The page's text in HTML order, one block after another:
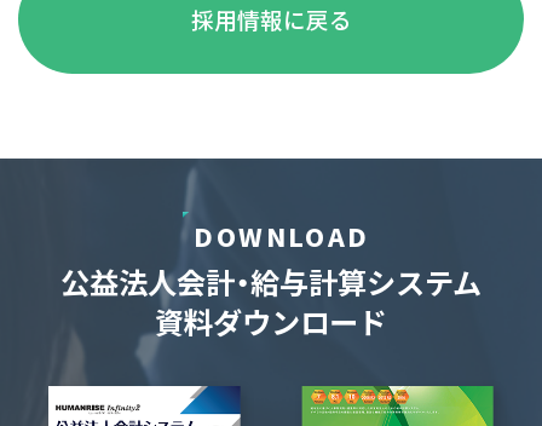
採用情報に戻る
DOWNLOAD
公益法人会計・給与計算システム
資料ダウンロード